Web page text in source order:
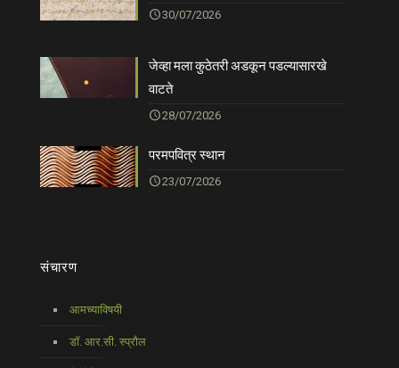
30/07/2026
जेव्हा मला कुठेतरी अडकून पडल्यासारखे
वाटते
28/07/2026
परमपवित्र स्थान
23/07/2026
संचारण
आमच्याविषयी
डॉ. आर.सी. स्प्रौल